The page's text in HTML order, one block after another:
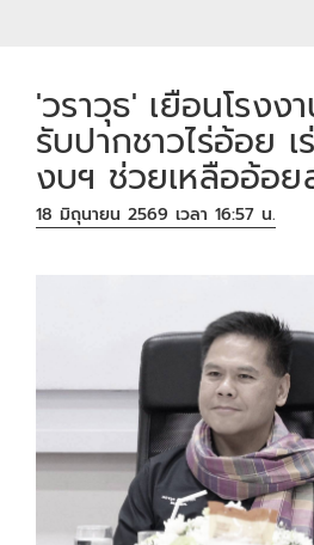
'วราวุธ' เยือนโรงง
รับปากชาวไร่อ้อย
งบฯ ช่วยเหลืออ้อ
18 มิถุนายน 2569 เวลา 16:57 น.